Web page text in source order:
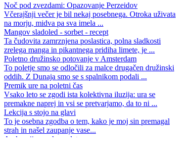
Noč pod zvezdami: Opazovanje Perzeidov
Včerajšnji večer je bil nekaj posebnega. Otroka uživata
na morju, midva pa sva imela ...
Mangov sladoled - sorbet - recept
Ta čudovita zamrznjena poslastica, polna sladkosti
zrelega manga in pikantnega pridiha limete, je ...
Poletno družinsko potovanje v Amsterdam
To poletje smo se odločili za malce drugačen družinski
oddih. Z Dunaja smo se s spalnikom podali ...
Premik ure na poletni čas
Vsako leto se zgodi ista kolektivna iluzija: ura se
premakne naprej in vsi se pretvarjamo, da to ni ...
Lekcija s stojo na glavi
To je osebna zgodba o tem, kako je moj sin premagal
strah in našel zaupanje vase...
Ambrozija - sadna solata